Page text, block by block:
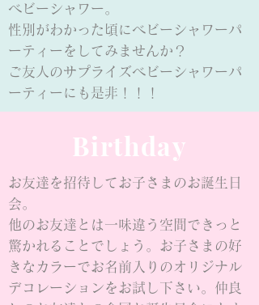
ベビーシャワー。
性別がわかった頃にベビーシャワーパ
ーティーをしてみませんか？
ご友人のサプライズベビーシャワーパ
ーティーにも是非！！！
Birthday
お友達を招待してお子さまのお誕生日
会。
他のお友達とは一味違う空間できっと
驚かれることでしょう。お子さまの好
きなカラーでお名前入りのオリジナル
デコレーションをお試し下さい。仲良